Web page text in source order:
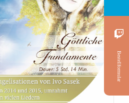
Bestellformular